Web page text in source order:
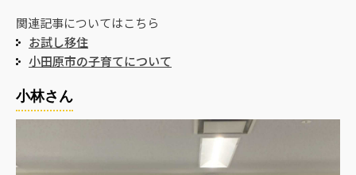
関連記事についてはこちら
お試し移住
小田原市の子育てについて
小林さん